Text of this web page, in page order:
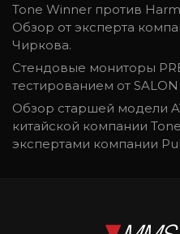
Tone Winner против
Обзор от эксперта
Чиркова.
Стендовые мониторы
тестированием от SALON
Обзор старшей модели
китайской компании
экспертами компании